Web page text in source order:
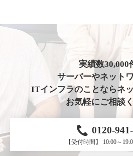
実績数30,000
サーバーやネット
ITインフラのことならネ
お気軽にご相談
0120-
【受付時間】 10:00～